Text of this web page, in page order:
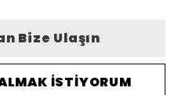
Bize Ulaşın
İSTIYORUM